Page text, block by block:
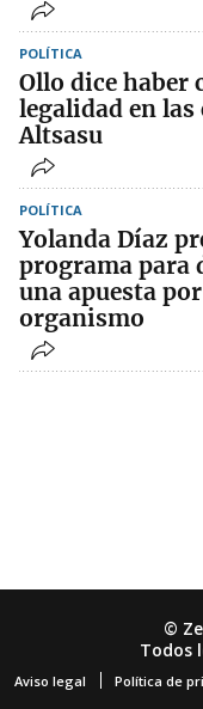
POLÍTICA
Ollo dice haber
legalidad en las
Altsasu
POLÍTICA
Yolanda Díaz
programa para
una apuesta
organismo
©
Todos
Aviso legal Política de